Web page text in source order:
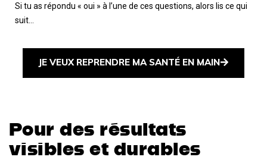
Si tu as répondu « oui » à l’une de ces questions, alors lis ce qui
suit…
JE VEUX REPRENDRE MA SANTÉ EN MAIN
Pour des résultats
visibles et durables